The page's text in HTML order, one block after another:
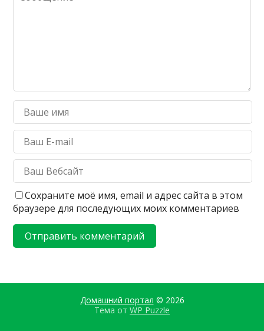
Сохраните моё имя, email и адрес сайта в этом
браузере для последующих моих комментариев
Домашний портал © 2026
Тема от WP Puzzle